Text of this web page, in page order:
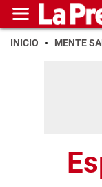
INICIO MENTE